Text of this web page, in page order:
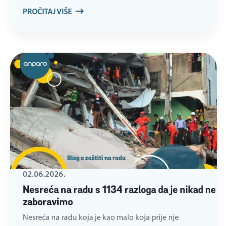
PROČITAJ VIŠE
Nesreća na radu s 1134 razloga da je nikad ne
zaboravimo
02.06.2026.
Nesreća na radu koja je kao malo koja prije nje